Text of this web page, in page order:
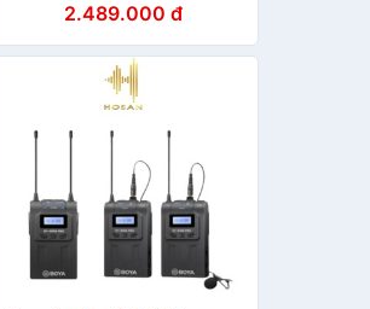
nhiều thiết bị - Bảo hành 12
tháng
2.489.000 đ